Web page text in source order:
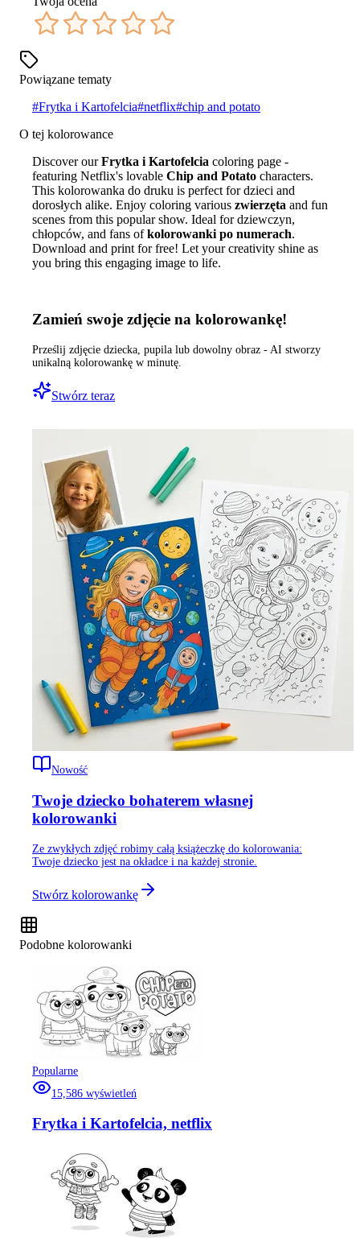
Powiązane tematy
#Frytka i Kartofelcia#netflix#chip and potato
O tej kolorowance
Discover ourFrytka i Kartofelcia coloring page -
featuring Netflix's lovable Chip and Potato characters.
This kolorowanka do druku is perfect for dzieci and
dorosłych alike. Enjoy coloring various zwierzęta and fun
scenes from this popular show. Ideal for dziewczyn,
chłopców, and fans ofkolorowanki po numerach.
Download and print for free! Let your creativity shine as
you bring this engaging image to life.
Zamień swoje zdjęcie na kolorowankę!
Prześlij zdjęcie dziecka, pupila lub dowolny obraz - AI stworzy
unikalną kolorowankę w minutę.
Stwórz teraz
Nowość
Twoje dziecko bohaterem własnej
kolorowanki
Ze zwykłych zdjęć robimy całą książeczkę do kolorowania:
Twoje dziecko jest na okładce i na każdej stronie.
Stwórz kolorowankę
Podobne kolorowanki
Popularne
15,586 wyświetleń
Frytka i Kartofelcia, netflix